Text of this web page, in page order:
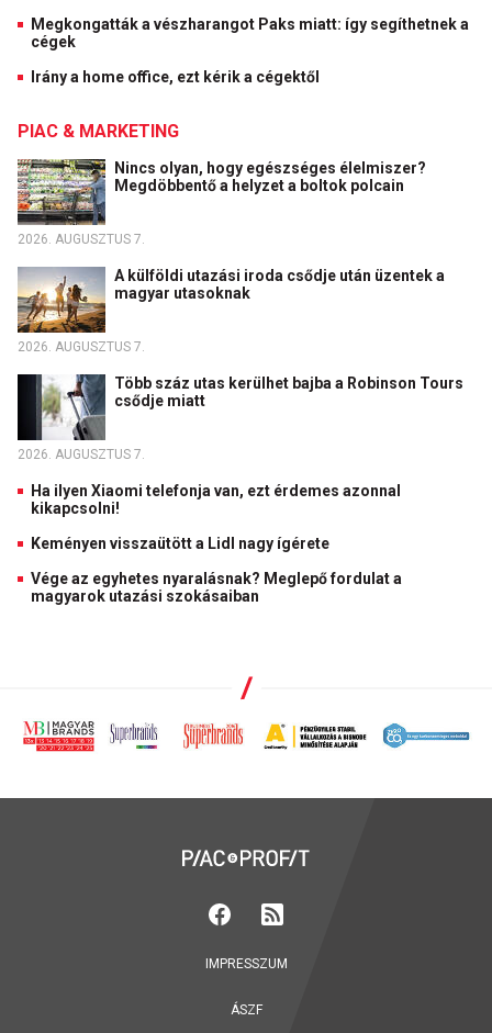
Megkongatták a vészharangot Paks miatt: így segíthetnek a
cégek
Irány a home office, ezt kérik a cégektől
PIAC & MARKETING
Nincs olyan, hogy egészséges élelmiszer?
Megdöbbentő a helyzet a boltok polcain
2026. AUGUSZTUS 7.
A külföldi utazási iroda csődje után üzentek a
magyar utasoknak
2026. AUGUSZTUS 7.
Több száz utas kerülhet bajba a Robinson Tours
csődje miatt
2026. AUGUSZTUS 7.
Ha ilyen Xiaomi telefonja van, ezt érdemes azonnal
kikapcsolni!
Keményen visszaütött a Lidl nagy ígérete
Vége az egyhetes nyaralásnak? Meglepő fordulat a
magyarok utazási szokásaiban
IMPRESSZUM
ÁSZF